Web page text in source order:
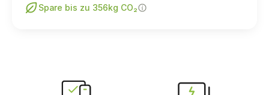
Spare bis zu 356kg CO₂